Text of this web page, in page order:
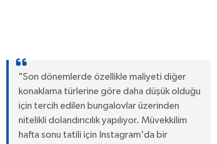
"Son dönemlerde özellikle maliyeti diğer
konaklama türlerine göre daha düşük olduğu
için tercih edilen bungalovlar üzerinden
nitelikli dolandırıcılık yapılıyor. Müvekkilim
hafta sonu tatili için Instagram'da bir